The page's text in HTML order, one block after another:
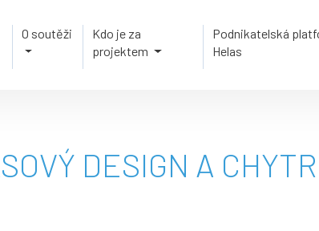
O soutěži
Kdo je za
projektem
Podnikatelská
Helas
DESIGN A